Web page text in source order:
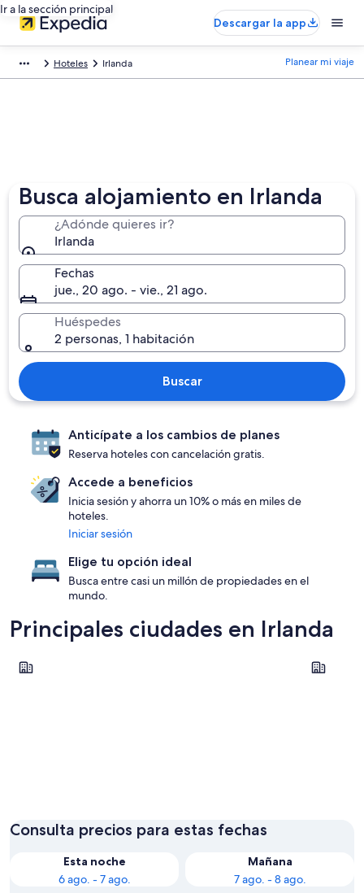
Ir a la sección principal
Descargar la app
Hoteles Irlanda Planear mi viaje
Busca alojamiento en Irlanda
¿Adónde quieres ir?
Irlanda
Fechas
jue., 20 ago. - vie., 21 ago.
Huéspedes
2 personas, 1 habitación
Buscar
Anticípate a los cambios de planes
Reserva hoteles con cancelación gratis.
Accede a beneficios
Inicia sesión y ahorra un 10% o más en miles de
hoteles.
Iniciar sesión
Elige tu opción ideal
Busca entre casi un millón de propiedades en el
mundo.
Principales ciudades en Irlanda
Dublín
Dublín Galway
Consulta precios para estas fechas
Esta noche
6 ago. - 7 ago.
Mañana
7 ago. - 8 ago.